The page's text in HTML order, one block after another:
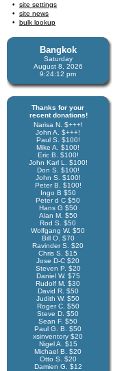
site settings
site news
bulk lookup
Bangkok
Saturday
August 8, 2026
9:24:12 pm
Thanks for your
recent donations!
Narisa N. $+++!
John A. $+++!
Paul S. $100!
Mike A. $100!
Eric B. $100!
John Karl L. $100!
Don S. $100!
John S. $100!
Peter B. $100!
Ingo B $50
Peter d C $50
Hans G $50
Alan M. $50
Rod S. $50
Wolfgang W. $50
Bill O. $70
Ravinder S. $20
Chris S. $15
Jose D-C $20
Steven P. $20
Daniel W. $75
Rudolf M. $30
David R. $50
Judith W. $50
Roger C. $50
Steve D. $50
Sean F. $50
Paul G. B. $50
xsinventory $20
Nigel A. $15
Michael B. $20
Otto S. $20
Damien G. $12